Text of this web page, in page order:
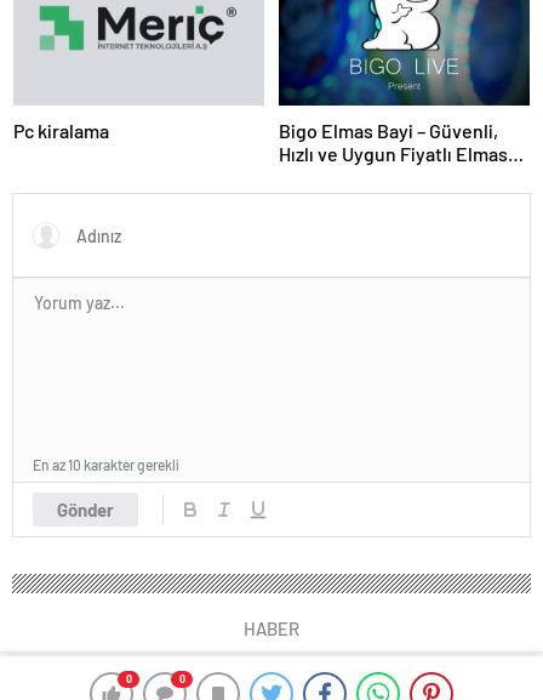
0 0
Pc kiralama
Bigo Elmas Bayi – Güvenli,
Hızlı ve Uygun Fiyatlı Elmas
Gönder
En az 10 karakter gerekli
HABER